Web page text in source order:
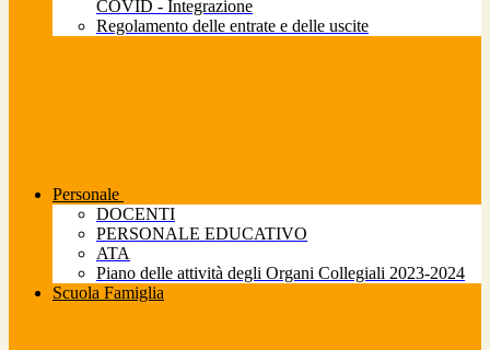
COVID - Integrazione
Regolamento delle entrate e delle uscite
Personale
DOCENTI
PERSONALE EDUCATIVO
ATA
Piano delle attività degli Organi Collegiali 2023-2024
Scuola Famiglia